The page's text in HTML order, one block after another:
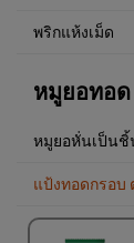
พริกแห้งเม็ด
หมูยอทอด
หมูยอหั่นเป็นชิ้
แป้งทอดกรอบ